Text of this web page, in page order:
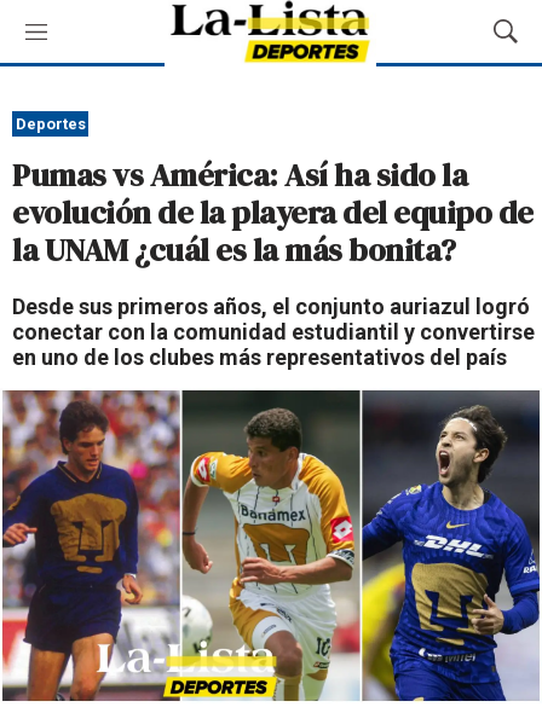
M
e
ú
M
o
r
B
q
u
e
d
a
Deportes
Pumas vs América: Así ha sido la
evolución de la playera del equipo de
la UNAM ¿cuál es la más bonita?
Desde sus primeros años, el conjunto auriazul logró
conectar con la comunidad estudiantil y convertirse
en uno de los clubes más representativos del país